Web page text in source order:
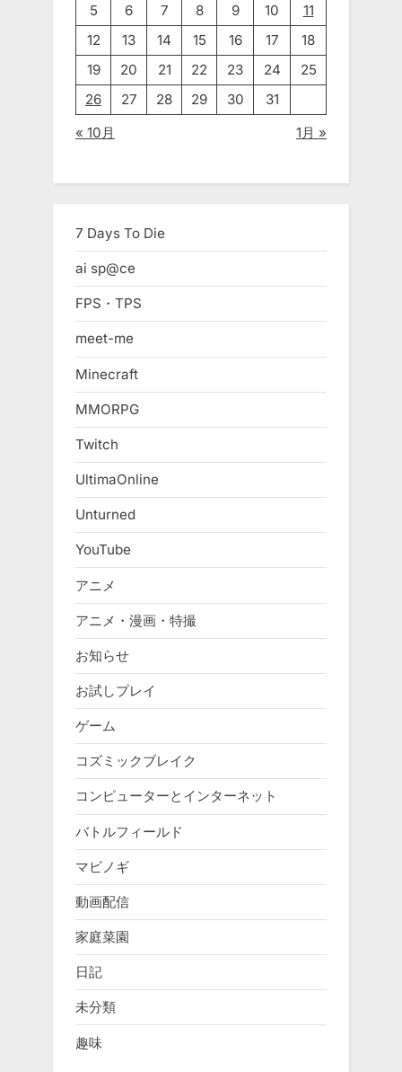
5
6 7 8 9 10
11
12
13 14 15 16 17
18
19
20 21 22 23 24
25
26
27 28 29 30
31
« 10月
1月 »
7 Days To Die
ai sp@ce
FPS・TPS
meet-me
Minecraft
MMORPG
Twitch
UltimaOnline
Unturned
YouTube
アニメ
アニメ・漫画・特撮
お知らせ
お試しプレイ
ゲーム
コズミックブレイク
コンピューターとインターネット
バトルフィールド
マビノギ
動画配信
家庭菜園
日記
未分類
趣味